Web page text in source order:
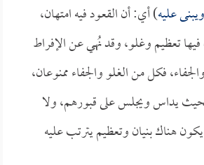
عليه) أي: أن القعود فيه امتهان،
تعظيم وغلو، وقد نُهي عن الإفراط
فكل من الغلو والجفاء ممنوعان،
يداس ويجلس على قبورهم، ولا
هناك بنيان وتعظيم يترتب عليه